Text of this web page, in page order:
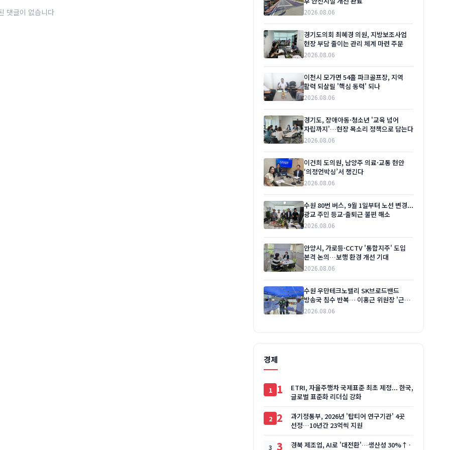
댓글이 없습니다 2026.08.06
경기도의회 최혜경 의원, 지방보조사업
현장 부담 줄이는 관리 체계 마련 주문
2026.08.06
이천시 모가면 54홀 파크골프장, 지역
활력 되살릴 '핵심 동력' 되나
2026.08.06
경기도, 장애아동·청소년 '교육 넘어
자립까지'…현장 목소리 정책으로 담는다
2026.08.06
이건희 도의원, 남양주 의료·교통 현안
‘의정언박싱’서 챙긴다
2026.08.06
수원 80번 버스, 9월 1일부터 노선 변경...
광교 주민 등교·출퇴근 불편 해소
2026.08.06
안양시, 가로등·CCTV '통합지주' 도입
본격 논의…보행 환경 개선 기대
2026.08.06
수원 우만테크노밸리 SK브로드밴드
방송국 침수 반복… 이홍근 위원장 '근본
대책' 요구
2026.08.06
경제
1
ETRI, 자율주행차 국제표준 최초 제정... 한국,
글로벌 표준화 리더십 강화
2
과기정통부, 2026년 '탑티어 연구기관' 4곳
선정…10년간 23억씩 지원
3
경북 제조업, AI로 '대전환'…생산성 30%↑·